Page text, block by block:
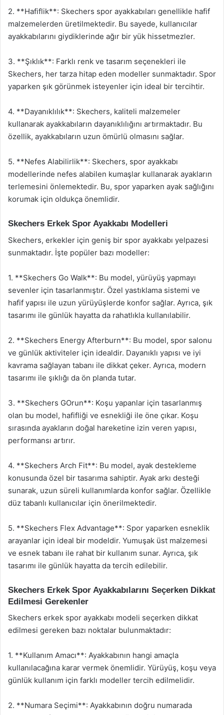
2. **Hafiflik**: Skechers spor ayakkabıları genellikle hafif
malzemelerden üretilmektedir. Bu sayede, kullanıcılar
ayakkabılarını giydiklerinde ağır bir yük hissetmezler.
3. **Şıklık**: Farklı renk ve tasarım seçenekleri ile
Skechers, her tarza hitap eden modeller sunmaktadır. Spor
yaparken şık görünmek isteyenler için ideal bir tercihtir.
4. **Dayanıklılık**: Skechers, kaliteli malzemeler
kullanarak ayakkabıların dayanıklılığını artırmaktadır. Bu
özellik, ayakkabıların uzun ömürlü olmasını sağlar.
5. **Nefes Alabilirlik**: Skechers, spor ayakkabı
modellerinde nefes alabilen kumaşlar kullanarak ayakların
terlemesini önlemektedir. Bu, spor yaparken ayak sağlığını
korumak için oldukça önemlidir.
Skechers Erkek Spor Ayakkabı Modelleri
Skechers, erkekler için geniş bir spor ayakkabı yelpazesi
sunmaktadır. İşte popüler bazı modeller:
1. **Skechers Go Walk**: Bu model, yürüyüş yapmayı
sevenler için tasarlanmıştır. Özel yastıklama sistemi ve
hafif yapısı ile uzun yürüyüşlerde konfor sağlar. Ayrıca, şık
tasarımı ile günlük hayatta da rahatlıkla kullanılabilir.
2. **Skechers Energy Afterburn**: Bu model, spor salonu
ve günlük aktiviteler için idealdir. Dayanıklı yapısı ve iyi
kavrama sağlayan tabanı ile dikkat çeker. Ayrıca, modern
tasarımı ile şıklığı da ön planda tutar.
3. **Skechers GOrun**: Koşu yapanlar için tasarlanmış
olan bu model, hafifliği ve esnekliği ile öne çıkar. Koşu
sırasında ayakların doğal hareketine izin veren yapısı,
performansı artırır.
4. **Skechers Arch Fit**: Bu model, ayak destekleme
konusunda özel bir tasarıma sahiptir. Ayak arkı desteği
sunarak, uzun süreli kullanımlarda konfor sağlar. Özellikle
düz tabanlı kullanıcılar için önerilmektedir.
5. **Skechers Flex Advantage**: Spor yaparken esneklik
arayanlar için ideal bir modeldir. Yumuşak üst malzemesi
ve esnek tabanı ile rahat bir kullanım sunar. Ayrıca, şık
tasarımı ile günlük hayatta da tercih edilebilir.
Skechers Erkek Spor Ayakkabılarını Seçerken Dikkat
Edilmesi Gerekenler
Skechers erkek spor ayakkabı modeli seçerken dikkat
edilmesi gereken bazı noktalar bulunmaktadır:
1. **Kullanım Amacı**: Ayakkabının hangi amaçla
kullanılacağına karar vermek önemlidir. Yürüyüş, koşu veya
günlük kullanım için farklı modeller tercih edilmelidir.
2. **Numara Seçimi**: Ayakkabının doğru numarada